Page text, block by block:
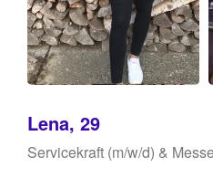
Lena, 29
Servicekraft (m/w/d) &